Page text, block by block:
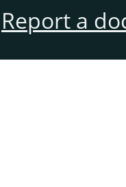
Report a